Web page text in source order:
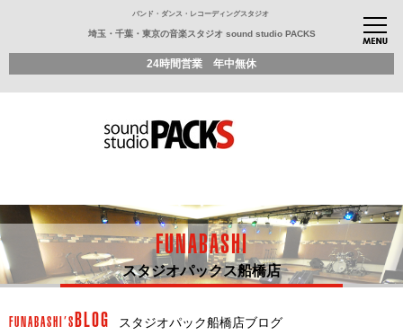
バンド・ダンス・レコーディングスタジオ
埼玉・千葉・東京の音楽スタジオ sound studio PACKS
24時間営業 年中無休
FUNABASHI
スタジオパックス船橋店
FUNABASHI’SBLOG スタジオパック船橋店ブログ